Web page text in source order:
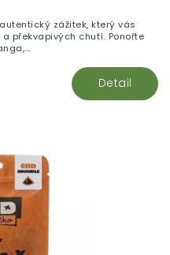
Detail
zážitek, který vás
překvapivých chutí. Ponořte